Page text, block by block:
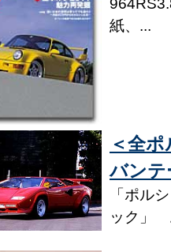
紙、...
＜全
バンテ
「ポル
ック」